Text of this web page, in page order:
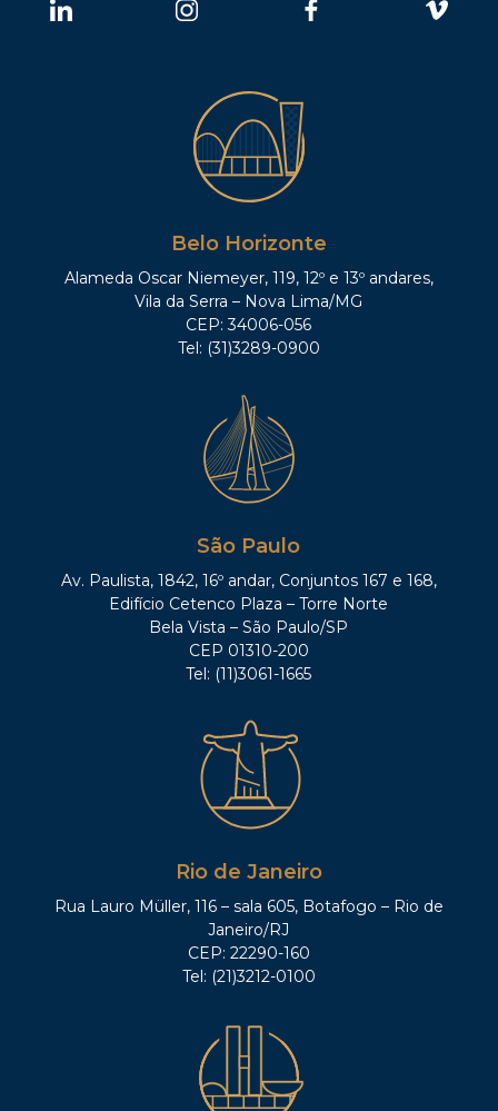
Belo Horizonte
Alameda Oscar Niemeyer, 119, 12º e 13º andares,
Vila da Serra – Nova Lima/MG
CEP: 34006-056
Tel: (31)3289-0900
São Paulo
Av. Paulista, 1842, 16º andar, Conjuntos 167 e 168,
Edifício Cetenco Plaza – Torre Norte
Bela Vista – São Paulo/SP
CEP 01310-200
Tel: (11)3061-1665
Rio de Janeiro
Rua Lauro Müller, 116 – sala 605, Botafogo – Rio de
Janeiro/RJ
CEP: 22290-160
Tel: (21)3212-0100